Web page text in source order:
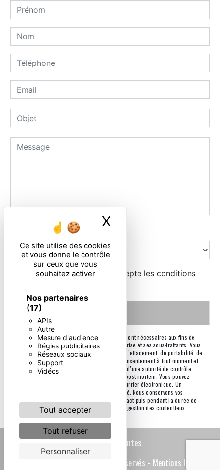
Ce site utilise des cookies
et vous donne le contrôle
sur ceux que vous
souhaitez activer
Nos partenaires
(17)
APIs
Autre
Mesure d'audience
Régies publicitaires
Réseaux sociaux
Support
Vidéos
Tout accepter
Tout refuser
Personnaliser
X
Combien font deux plus un
En cochant cette case, j'accepte les conditions
** Les données personnelles communiquées sont nécessaires aux fins de
vous contacter. Elles sont destinées à l'entreprise et ses sous-traitants. Vous
disposez de droits d’accès, de rectification, d’effacement, de portabilité, de
limitation, d’opposition, de retrait de votre consentement à tout moment et
du droit d’introduire une réclamation auprès d’une autorité de contrôle,
ainsi que d’organiser le sort de vos données post-mortem. Vous pouvez
exercer ces droits par voie postale ou par courrier électronique. Un
justificatif d'identité pourra vous être demandé. Nous conservons vos
données pendant la période de prise de contact puis pendant la durée de
prescription légale aux fins probatoires et de gestion des contentieux.
Recherches fréquentes
- 2026 - Tous droits réservés - Mentions légales